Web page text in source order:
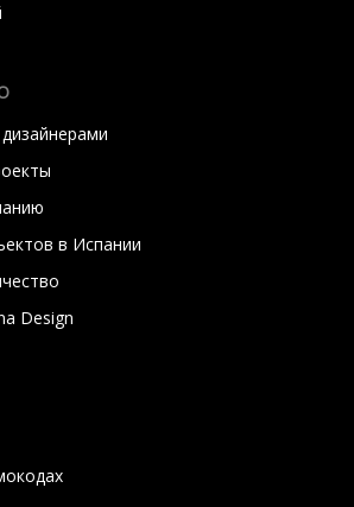
в Испании
Design